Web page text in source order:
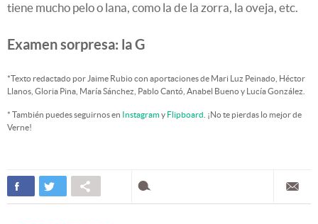
tiene mucho pelo o lana, como la de la zorra, la oveja, etc.
Examen sorpresa: la G
*Texto redactado por Jaime Rubio con aportaciones de Mari Luz Peinado, Héctor
Llanos, Gloria Pina, María Sánchez, Pablo Cantó, Anabel Bueno y Lucía González.
* También puedes seguirnos en Instagramy Flipboard . ¡No te pierdas lo mejor de
Verne!